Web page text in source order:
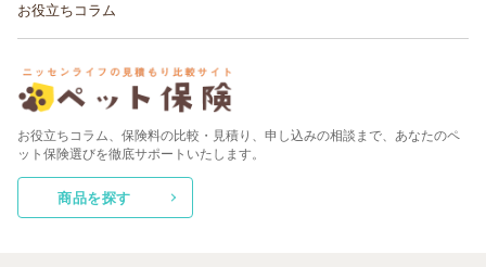
お役立ちコラム
お役立ちコラム、保険料の比較・見積り、申し込みの相談まで、あなたのペ
ット保険選びを徹底サポートいたします。
商品を探す